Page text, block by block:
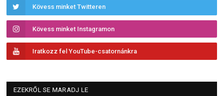
Kövess minket Twitteren
Kövess minket Instagramon
Iratkozz fel YouTube-csatornánkra
EZEKRŐL SE MARADJ LE